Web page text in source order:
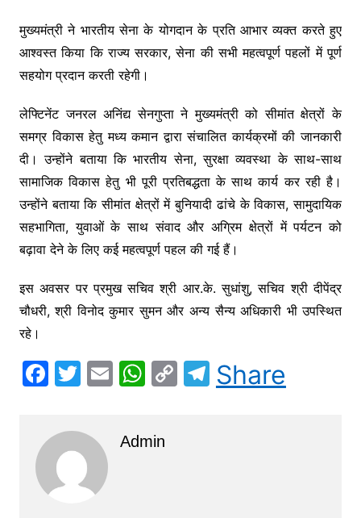
मुख्यमंत्री ने भारतीय सेना के योगदान के प्रति आभार व्यक्त करते हुए
आश्वस्त किया कि राज्य सरकार, सेना की सभी महत्वपूर्ण पहलों में पूर्ण
सहयोग प्रदान करती रहेगी।
लेफ्टिनेंट जनरल अनिंद्य सेनगुप्ता ने मुख्यमंत्री को सीमांत क्षेत्रों के
समग्र विकास हेतु मध्य कमान द्वारा संचालित कार्यक्रमों की जानकारी
दी। उन्होंने बताया कि भारतीय सेना, सुरक्षा व्यवस्था के साथ-साथ
सामाजिक विकास हेतु भी पूरी प्रतिबद्धता के साथ कार्य कर रही है।
उन्होंने बताया कि सीमांत क्षेत्रों में बुनियादी ढांचे के विकास, सामुदायिक
सहभागिता, युवाओं के साथ संवाद और अग्रिम क्षेत्रों में पर्यटन को
बढ़ावा देने के लिए कई महत्वपूर्ण पहल की गई हैं।
इस अवसर पर प्रमुख सचिव श्री आर.के. सुधांशु, सचिव श्री दीपेंद्र
चौधरी, श्री विनोद कुमार सुमन और अन्य सैन्य अधिकारी भी उपस्थित
रहे।
F
c
e
b
o
T
itt
er
E W
s
C T
el
Share
Admin